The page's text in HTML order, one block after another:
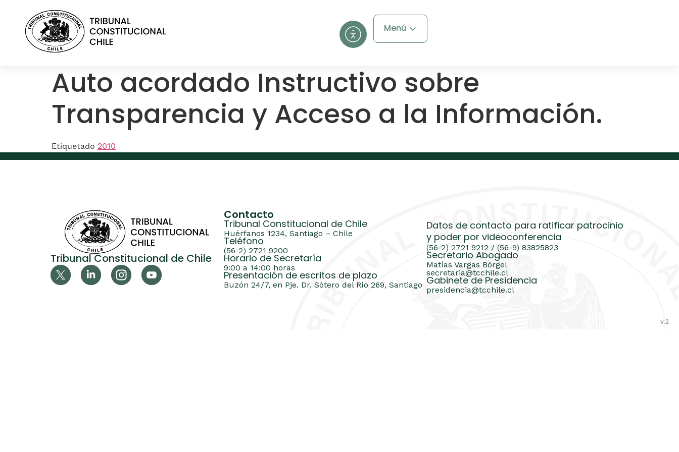
Menú
Auto acordado Instructivo sobre
Transparencia y Acceso a la Información.
Etiquetado 2010
Tribunal Constitucional de Chile
Contacto
Tribunal Constitucional de Chile
Huérfanos 1234, Santiago – Chile
Teléfono
(56-2) 2721 9200
Horario de Secretaría
9:00 a 14:00 horas
Presentación de escritos de plazo
Buzón 24/7, en Pje. Dr. Sótero del Río 269, Santiago
Datos de contacto para ratificar patrocinio
y poder por videoconferencia
(56-2) 2721 9212 / (56-9) 83825823
Secretario Abogado
Matías Vargas Börgel
secretaria@tcchile.cl
Gabinete de Presidencia
presidencia@tcchile.cl
v.2